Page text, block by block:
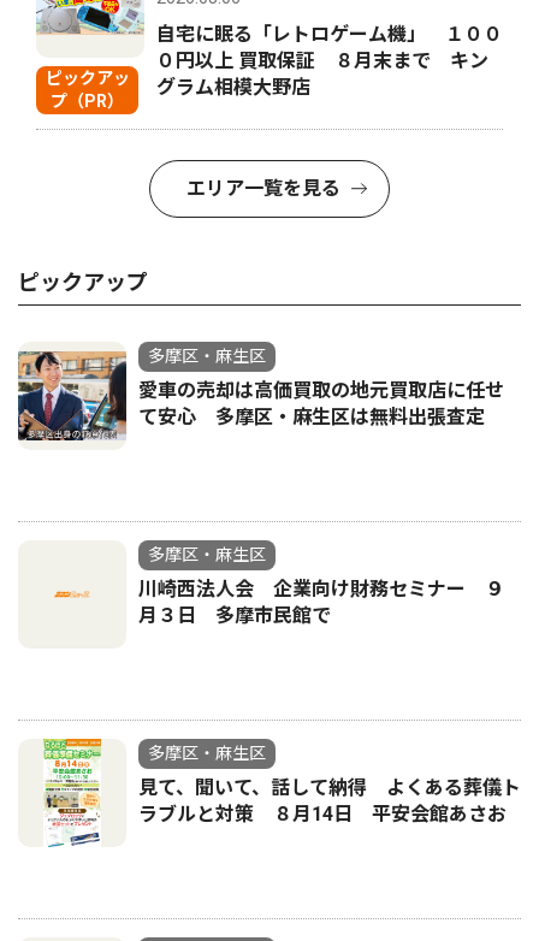
ピックアッ
プ（PR）
自宅に眠る「レトロゲーム機」 １００
０円以上 買取保証 ８月末まで キン
グラム相模大野店
エリア一覧を見る
ピックアップ
多摩区・麻生区
愛車の売却は高価買取の地元買取店に任せ
て安心 多摩区・麻生区は無料出張査定
多摩区・麻生区
川崎西法人会 企業向け財務セミナー ９
月３日 多摩市民館で
多摩区・麻生区
見て、聞いて、話して納得 よくある葬儀ト
ラブルと対策 ８月14日 平安会館あさお